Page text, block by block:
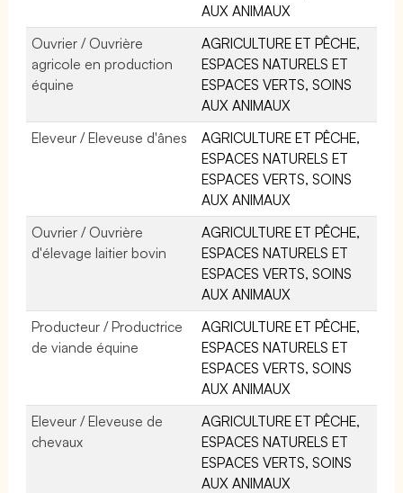
AUX ANIMAUX
Ouvrier / Ouvrière
agricole en production
équine
AGRICULTURE ET PÊCHE,
ESPACES NATURELS ET
ESPACES VERTS, SOINS
AUX ANIMAUX
Eleveur / Eleveuse d'ânes
AGRICULTURE ET PÊCHE,
ESPACES NATURELS ET
ESPACES VERTS, SOINS
AUX ANIMAUX
Ouvrier / Ouvrière
d'élevage laitier bovin
AGRICULTURE ET PÊCHE,
ESPACES NATURELS ET
ESPACES VERTS, SOINS
AUX ANIMAUX
Producteur / Productrice
de viande équine
AGRICULTURE ET PÊCHE,
ESPACES NATURELS ET
ESPACES VERTS, SOINS
AUX ANIMAUX
Eleveur / Eleveuse de
chevaux
AGRICULTURE ET PÊCHE,
ESPACES NATURELS ET
ESPACES VERTS, SOINS
AUX ANIMAUX